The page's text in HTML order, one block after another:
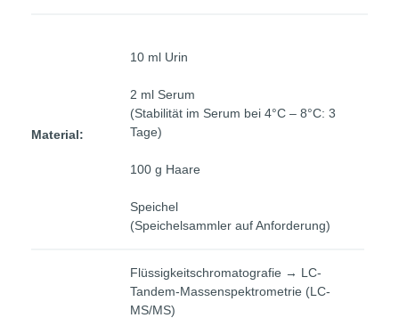
Material:
10 ml Urin
2 ml Serum
(Stabilität im Serum bei 4°C – 8°C: 3
Tage)
100 g Haare
Speichel
(Speichelsammler auf Anforderung)
Flüssigkeitschromatografie → LC-
Tandem-Massenspektrometrie (LC-
MS/MS)